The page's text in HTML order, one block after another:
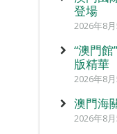
登場
2026年8
“澳門
版精華
2026年8
澳門海
2026年8